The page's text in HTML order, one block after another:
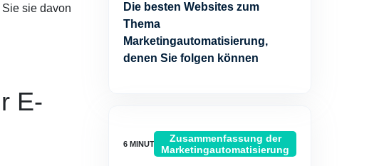
sie davon
E-
Die besten Websites zum
Thema
Marketingautomatisierung,
denen Sie folgen können
Zusammenfassung der
Marketingautomatisierung